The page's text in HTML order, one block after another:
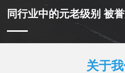
同行业中的元老级别 被
关于